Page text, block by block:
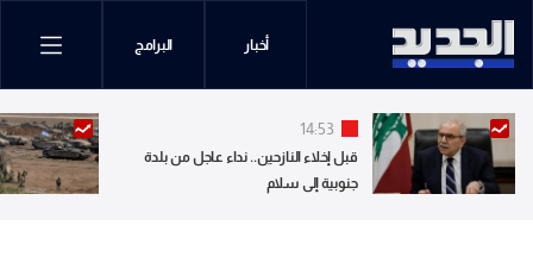
أخبار البرامج
14:53
قبل إخلاء النازحين.. نداء عاجل من بلدة
جنوبية إلى سلام